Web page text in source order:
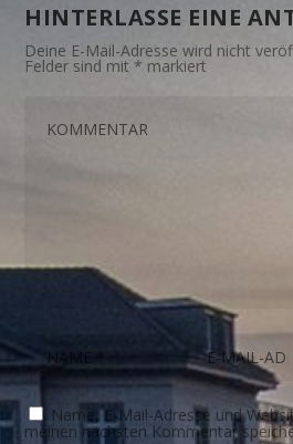
HINTERLASSE EINE
Deine E-Mail-Adresse wird nicht
Felder sind mit * markiert
Name, E-Mail-Adresse und
meinen nächsten Kommentar